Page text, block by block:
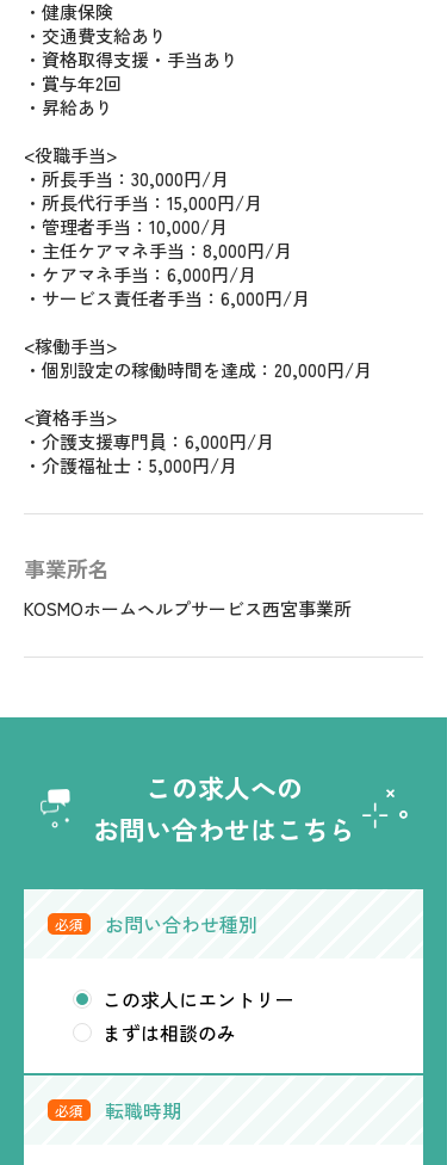
・健康保険
・交通費支給あり
・資格取得支援・手当あり
・賞与年2回
・昇給あり
<役職手当>
・所長手当：30,000円/月
・所長代行手当：15,000円/月
・管理者手当：10,000/月
・主任ケアマネ手当：8,000円/月
・ケアマネ手当：6,000円/月
・サービス責任者手当：6,000円/月
<稼働手当>
・個別設定の稼働時間を達成：20,000円/月
<資格手当>
・介護支援専門員：6,000円/月
・介護福祉士：5,000円/月
事業所名
KOSMOホームヘルプサービス西宮事業所
この求人への
お問い合わせはこちら
必須 お問い合わせ種別
この求人にエントリー
まずは相談のみ
必須 転職時期